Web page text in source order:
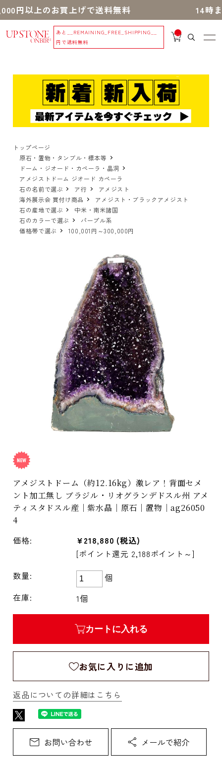
上のお買上げで送料無料 14時までの
あと
__REMAINING_FREE_SHIPPING__
円で送料無料
__
IT
_
トップページ
原石・置物・タンブル・標本等
ドーム・ジオード・カペーラ・晶洞
アメジストドーム ジオード カペーラ
石の名前で選ぶ
ア行
アメジスト
海外展示会 買付け商品
アメジスト・ブラックアメジスト
石の産地で選ぶ
中米・南米諸国
石のカラーで選ぶ
パープル系
価格帯で選ぶ
100,001円～300,000円
アメジストドーム（約12.16kg）激レア！背面セメ
ント加工無し ブラジル・リオグランデドスル州 アメ
ティスタドスル産｜紫水晶｜原石｜置物｜ag26050
4
価格: ¥218,880 (税込)
[ポイント還元 2,188ポイント～]
数量:
個
在庫:
1個
カートに入れる
お気に入りに追加
返品についての詳細はこちら